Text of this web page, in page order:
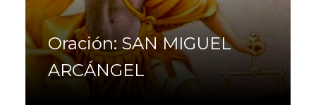
Oración: SAN MIGUEL
ARCÁNGEL